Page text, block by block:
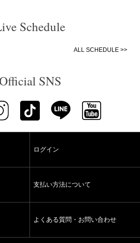
Schedule
ALL SCHEDULE >>
SNS
ログイン
支払い方法について
よくある質問・お問い合わせ